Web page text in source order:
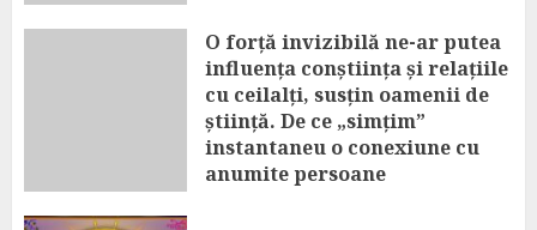
O forță invizibilă ne-ar putea
influența conștiința și relațiile
cu ceilalți, susțin oamenii de
știință. De ce „simțim”
instantaneu o conexiune cu
anumite persoane